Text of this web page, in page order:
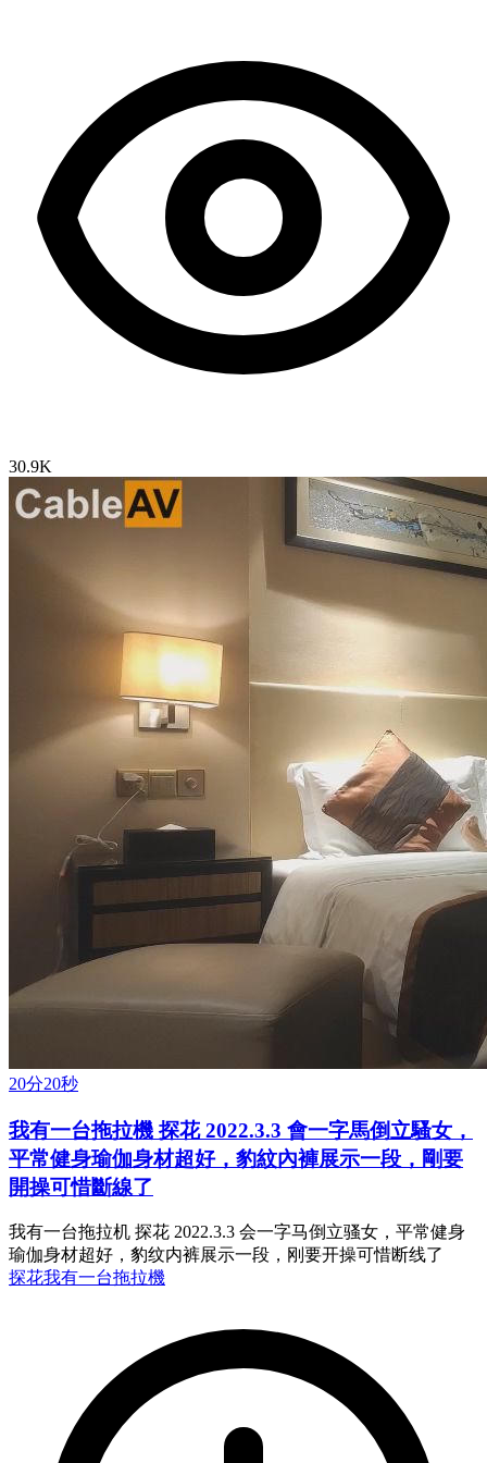
30.9K
20分20秒
我有一台拖拉機 探花 2022.3.3 會一字馬倒立騷女，
平常健身瑜伽身材超好，豹紋內褲展示一段，剛要
開操可惜斷線了
我有一台拖拉机 探花 2022.3.3 会一字马倒立骚女，平常健身
瑜伽身材超好，豹纹内裤展示一段，刚要开操可惜断线了
探花我有一台拖拉機